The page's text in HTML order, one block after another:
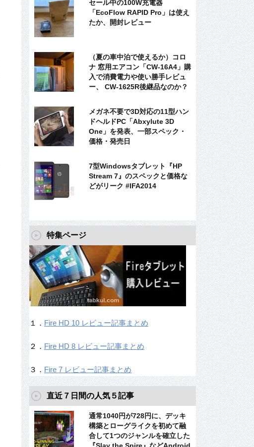
セール中の100W充電器
「EcoFlow RAPID Pro」は使え
たか、開封レビュー
（夏の車中泊で使えるか）コロ
ナ 窓用エアコン「CW-16A4」購
入で消費電力や使い勝手レビュ
ー、 CW-1625R後継品なのか？
メガネ不要で3D対応の11型ハン
ドヘルドPC「Abxylute 3D
One」を発表、一部スペック・
価格・発売日
7型Windowsタブレット『HP
Stream 7』のスペックと価格な
どがリーク #IFA2014
特集ページ
１． Fire HD 10 レビュー記事まとめ
２． Fire HD 8 レビュー記事まとめ
３． Fire 7 レビュー記事まとめ
直近７日間の人気５記事
通常1040円が728円に、デッキ
構築とローグライクを初めて融
合して1つのジャンルを確立した